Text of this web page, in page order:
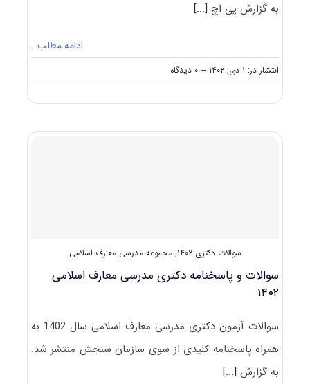
به گزارش پی اچ[...]
ادامه مطلب…
انتشار در: ۱ دی, ۱۴۰۲ -- ۰ دیدگاه
on
سوالات
مدرسی
سوالات دکتری ۱۴۰۲ ,مجموعه مدرسی معارف اسلامی
سوالات و پاسخنامه دکتری مدرسی معارف اسلامی
۱۴۰۲
سوالات آزمون دکتری مدرسی معارف اسلامی سال 1402 به
همراه پاسخنامه کلیدی از سوی سازمان سنجش منتشر شد.
به گزارش[...]